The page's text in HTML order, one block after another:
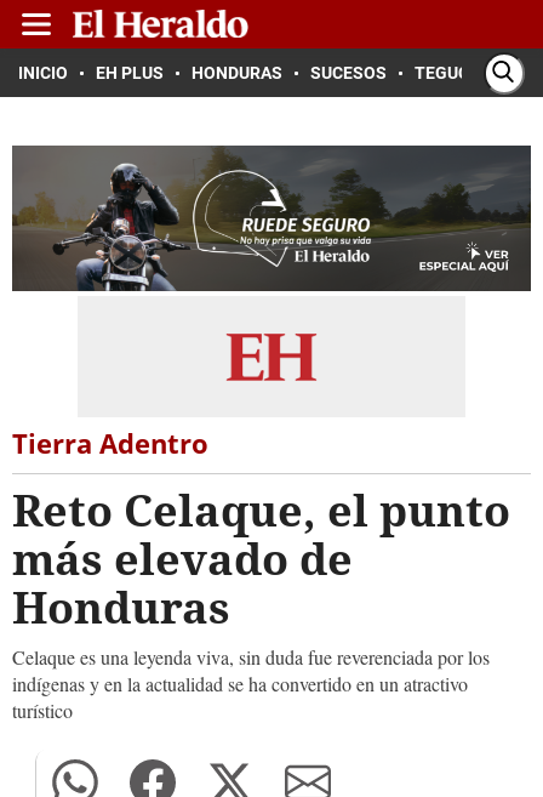
INICIO EH PLUS HONDURAS SUCESOS TEGUCIGALPA
Tierra Adentro
Reto Celaque, el punto
más elevado de
Honduras
Celaque es una leyenda viva, sin duda fue reverenciada por los
indígenas y en la actualidad se ha convertido en un atractivo
turístico